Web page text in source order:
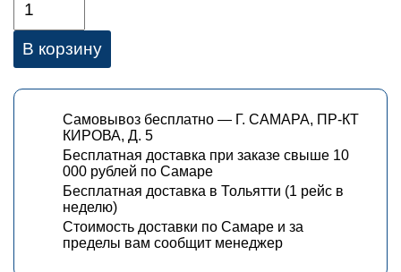
В корзину
Самовывоз бесплатно — Г. САМАРА, ПР-КТ
КИРОВА, Д. 5
Бесплатная доставка при заказе свыше 10
000 рублей по Самаре
Бесплатная доставка в Тольятти (1 рейс в
неделю)
Стоимость доставки по Самаре и за
пределы вам сообщит менеджер